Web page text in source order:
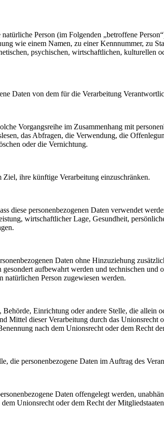
Person (im Folgenden „betroffene
wie einem Namen, zu einer Kennnummer, zu
psychischen, wirtschaftlichen, kulturellen
Daten von dem für die Verarbeitung
Vorgangsreihe im Zusammenhang mit
das Abfragen, die Verwendung, die
oder die Vernichtung.
ihre künftige Verarbeitung einzuschränken.
diese personenbezogenen Daten verwendet
wirtschaftlicher Lage, Gesundheit,
Daten ohne Hinzuziehung
aufbewahrt werden und technischen und
natürlichen Person zugewiesen werden.
Einrichtung oder andere Stelle, die allein
Mittel dieser Verarbeitung durch das Unionsrecht
nach dem Unionsrecht oder dem Recht
die personenbezogene Daten im Auftrag des
Daten offengelegt werden,
Unionsrecht oder dem Recht der